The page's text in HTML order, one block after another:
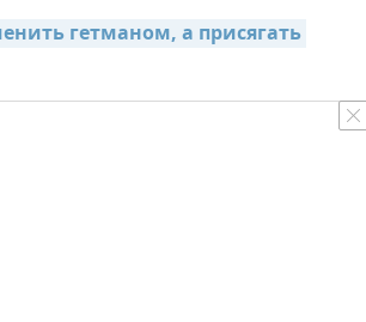
гетманом, а присягать